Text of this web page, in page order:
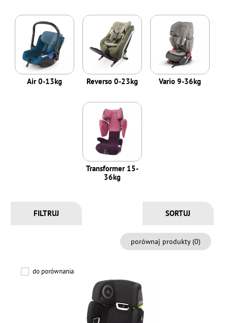
Air 0-13kg Reverso 0-23kg Vario 9-36kg
Transformer 15-
36kg
FILTRUJ
porównaj produkty (0)
do porównania